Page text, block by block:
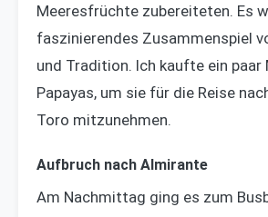
Meeresfrüchte zubereiteten. Es
faszinierendes Zusammenspiel
und Tradition. Ich kaufte ein paar
Papayas, um sie für die Reise
Toro mitzunehmen.
Aufbruch nach Almirante
Am Nachmittag ging es zum